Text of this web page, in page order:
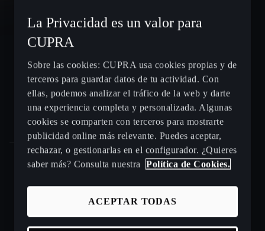
CUPRA León e-HYBRID
CUPRA León Sportstourer
CUPRA Ateca - SUV compacto
Gama CUPRA e-HYBRID - coches híbridos enchufables
Puntos de venta y talleres CUPRA cerca de ti
Beneficios CUPRA Approved
La Privacidad es un valor para
CUPRA
Sobre las cookies: CUPRA usa cookies propias y de
terceros para guardar datos de tu actividad. Con
ellas, podemos analizar el tráfico de la web y darte
una experiencia completa y personalizada. Algunas
cookies se comparten con terceros para mostrarte
publicidad online más relevante. Puedes aceptar,
rechazar, o gestionarlas en el configurador. ¿Quieres
saber más? Consulta nuestra
Política de Cookies.
ACEPTAR TODAS